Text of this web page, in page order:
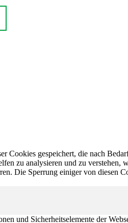
Cookies gespeichert, die nach
zu analysieren und zu verstehen,
Die Sperrung einiger von diesen
und Sicherheitselemente der